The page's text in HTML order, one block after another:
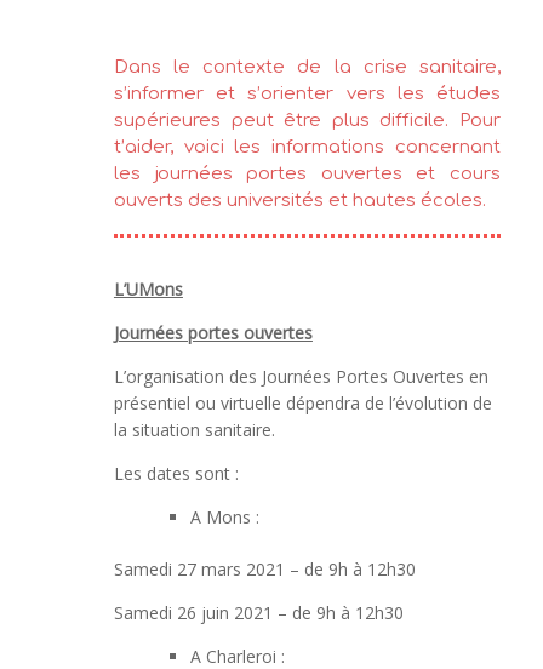
Dans le contexte de la crise sanitaire,
s’informer et s’orienter vers les études
supérieures peut être plus difficile. Pour
t’aider, voici les informations concernant
les journées portes ouvertes et cours
ouverts des universités et hautes écoles.
L’UMons
Journées portes ouvertes
L’organisation des Journées Portes Ouvertes en
présentiel ou virtuelle dépendra de l’évolution de
la situation sanitaire.
Les dates sont :
A Mons :
Samedi 27 mars 2021 – de 9h à 12h30
Samedi 26 juin 2021 – de 9h à 12h30
A Charleroi :